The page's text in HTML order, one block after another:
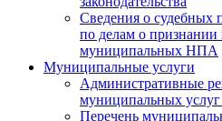
Сведения о судебных
по делам о
муниципальных НПА
Муниципальные услуги
Административные
муниципальных
Перечень